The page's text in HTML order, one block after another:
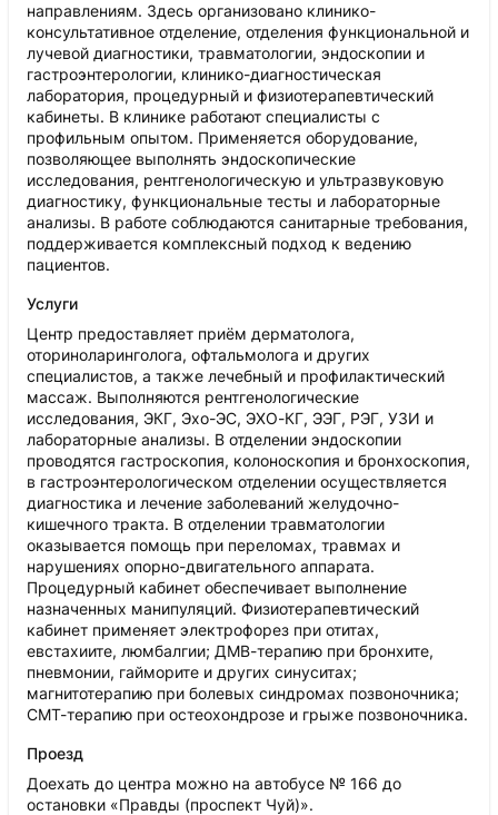
направлениям. Здесь организовано клинико-
консультативное отделение, отделения функциональной и
лучевой диагностики, травматологии, эндоскопии и
гастроэнтерологии, клинико-диагностическая
лаборатория, процедурный и физиотерапевтический
кабинеты. В клинике работают специалисты с
профильным опытом. Применяется оборудование,
позволяющее выполнять эндоскопические
исследования, рентгенологическую и ультразвуковую
диагностику, функциональные тесты и лабораторные
анализы. В работе соблюдаются санитарные требования,
поддерживается комплексный подход к ведению
пациентов.
Услуги
Центр предоставляет приём дерматолога,
оториноларинголога, офтальмолога и других
специалистов, а также лечебный и профилактический
массаж. Выполняются рентгенологические
исследования, ЭКГ, Эхо-ЭС, ЭХО-КГ, ЭЭГ, РЭГ, УЗИ и
лабораторные анализы. В отделении эндоскопии
проводятся гастроскопия, колоноскопия и бронхоскопия,
в гастроэнтерологическом отделении осуществляется
диагностика и лечение заболеваний желудочно-
кишечного тракта. В отделении травматологии
оказывается помощь при переломах, травмах и
нарушениях опорно-двигательного аппарата.
Процедурный кабинет обеспечивает выполнение
назначенных манипуляций. Физиотерапевтический
кабинет применяет электрофорез при отитах,
евстахиите, люмбалгии; ДМВ-терапию при бронхите,
пневмонии, гайморите и других синуситах;
магнитотерапию при болевых синдромах позвоночника;
СМТ-терапию при остеохондрозе и грыже позвоночника.
Проезд
Доехать до центра можно на автобусе № 166 до
остановки «Правды (проспект Чуй)».